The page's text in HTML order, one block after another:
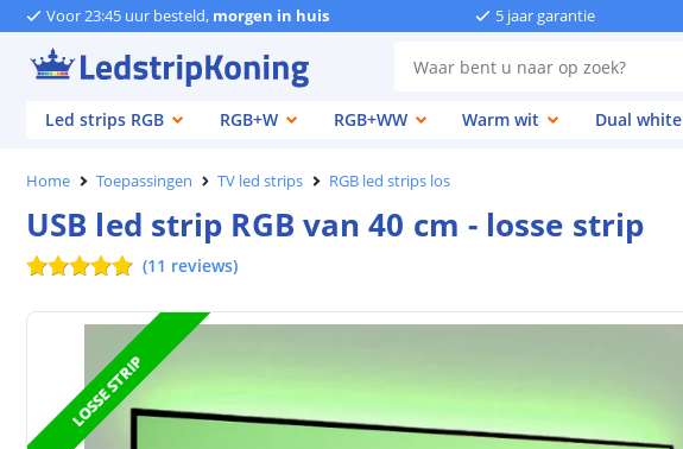
Voor 23:45 uur besteld, morgen in huis 5 jaar garantie
Led strips RGB RGB+W RGB+WW Warm wit Dual white
Home Toepassingen TV led strips RGB led strips los
USB led strip RGB van 40 cm - losse strip
(11 reviews)
LOSSE STRIP